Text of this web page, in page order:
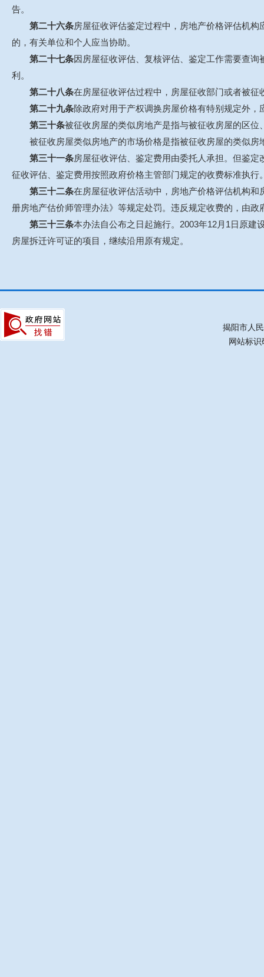
告。
第二十六条房屋征收评估鉴定过程中，房地产价格评估机
的，有关单位和个人应当协助。
第二十七条因房屋征收评估、复核评估、鉴定工作需要查
利。
第二十八条在房屋征收评估过程中，房屋征收部门或者被
第二十九条除政府对用于产权调换房屋价格有特别规定外
第三十条被征收房屋的类似房地产是指与被征收房屋的区
被征收房屋类似房地产的市场价格是指被征收房屋的类似房
第三十一条房屋征收评估、鉴定费用由委托人承担。但鉴
征收评估、鉴定费用按照政府价格主管部门规定的收费标准执行
第三十二条在房屋征收评估活动中，房地产价格评估机构
册房地产估价师管理办法》等规定处罚。违反规定收费的，由
第三十三条本办法自公布之日起施行。2003年12月1日原建
房屋拆迁许可证的项目，继续沿用原有规定。
揭阳市人
网站标